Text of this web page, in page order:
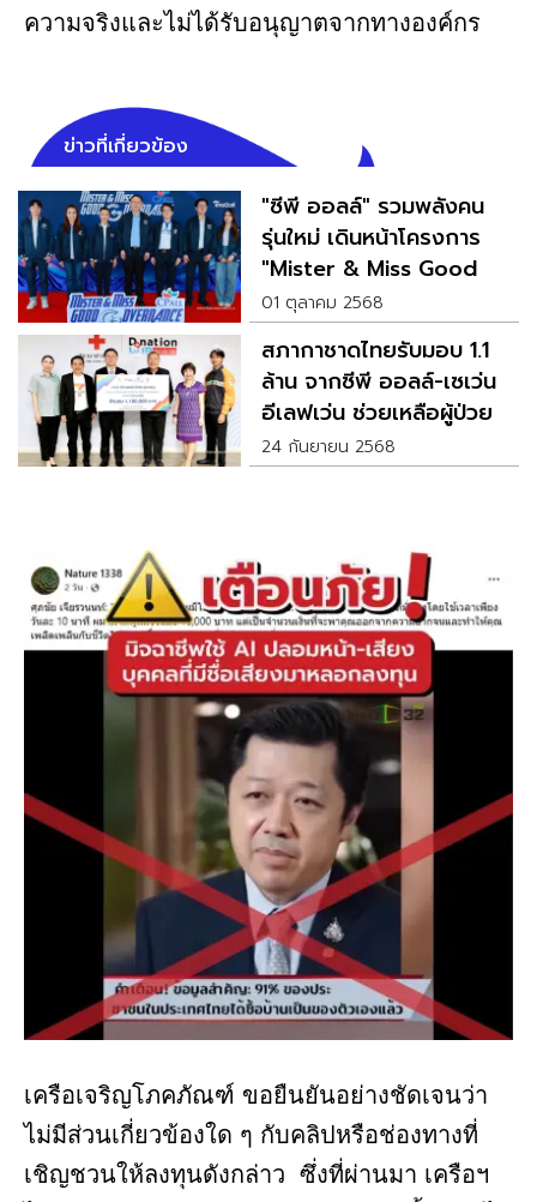
ความจริงและไม่ได้รับอนุญาตจากทางองค์กร
ข่าวที่เกี่ยวข้อง
"ซีพี ออลล์" รวมพลังคน
รุ่นใหม่ เดินหน้าโครงการ
"Mister & Miss Good
Governance" รุ่นที่ 4
01 ตุลาคม 2568
สภากาชาดไทยรับมอบ 1.1
ล้าน จากซีพี ออลล์-เซเว่น
อีเลฟเว่น ช่วยเหลือผู้ป่วย
ยากไร้
24 กันยายน 2568
เครือเจริญโภคภัณฑ์ ขอยืนยันอย่างชัดเจนว่า
ไม่มีส่วนเกี่ยวข้องใด ๆ กับคลิปหรือช่องทางที่
เชิญชวนให้ลงทุนดังกล่าว ซึ่งที่ผ่านมา เครือฯ